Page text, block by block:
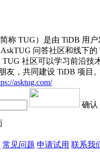
称 TUG）是由 TiDB 用
问答社区和线下
TUG 社区可以学习前沿技
友，共同建设 TiDB 项目
asktug.com/
确认
常见问题 申请试用 联系我